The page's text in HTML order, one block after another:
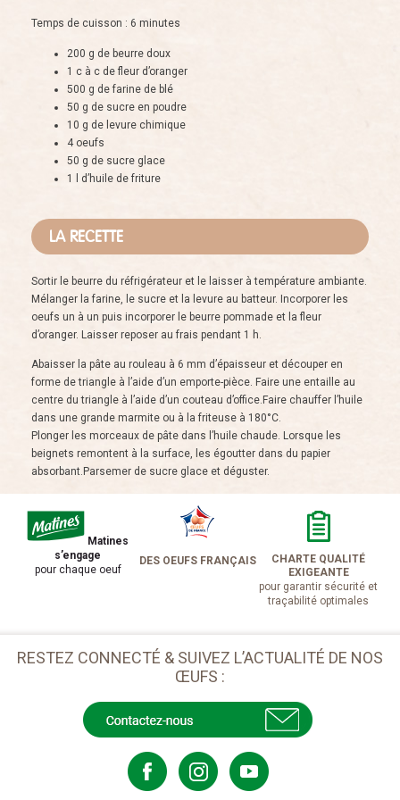
Temps de cuisson : 6 minutes
200 g de beurre doux
1 c à c de fleur d’oranger
500 g de farine de blé
50 g de sucre en poudre
10 g de levure chimique
4 oeufs
50 g de sucre glace
1 l d’huile de friture
LA RECETTE
Sortir le beurre du réfrigérateur et le laisser à température ambiante.
Mélanger la farine, le sucre et la levure au batteur. Incorporer les
oeufs un à un puis incorporer le beurre pommade et la fleur
d’oranger. Laisser reposer au frais pendant 1 h.
Abaisser la pâte au rouleau à 6 mm d’épaisseur et découper en
forme de triangle à l’aide d’un emporte-pièce. Faire une entaille au
centre du triangle à l’aide d’un couteau d’office.Faire chauffer l’huile
dans une grande marmite ou à la friteuse à 180°C.
Plonger les morceaux de pâte dans l’huile chaude. Lorsque les
beignets remontent à la surface, les égoutter dans du papier
absorbant.Parsemer de sucre glace et déguster.
Matines
s’engage
pour chaque oeuf
DES OEUFS FRANÇAIS
CHARTE QUALITÉ
EXIGEANTE
pour garantir sécurité et
traçabilité optimales
RESTEZ CONNECTÉ & SUIVEZ L’ACTUALITÉ DE NOS
ŒUFS :